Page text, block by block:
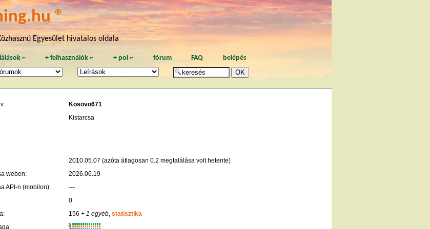
®
Egyesület hivatalos oldala
~ +felhasználók ~ + poi~ fórum FAQ belépés
Kosovo671
Kistarcsa
2010.05.07 (azóta átlagosan 0.2 megtalálása volt hetente)
weben:
2026.06.19
API-n (mobilon):
---
0
156 + 1 egyéb, statisztika
K
R